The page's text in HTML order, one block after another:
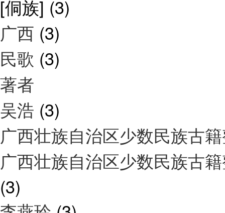
[侗族] (3)
广西 (3)
民歌 (3)
著者
吴浩 (3)
广西壮族自治区少数民族古
广西壮族自治区少数民族古
(3)